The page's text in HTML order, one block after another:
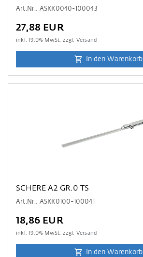
Art.Nr.: ASKK0040-100043
27,88 EUR
inkl.19.0% MwSt. zzgl. Versand
In den Warenkorb
SCHERE A2 GR.0 TS
Art.Nr.: ASKK0100-100041
18,86 EUR
inkl.19.0% MwSt. zzgl. Versand
In den Warenkorb